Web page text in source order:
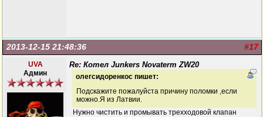
#17
2013-12-15 21:48:36
UVA
Админ
Re: Котел Junkers Novaterm ZW20
олегсидоренкос пишет:
Подскажите пожалуйста причину поломки ,если
можно.Я из Латвии.
Нужно чистить и промывать трехходовой клапан